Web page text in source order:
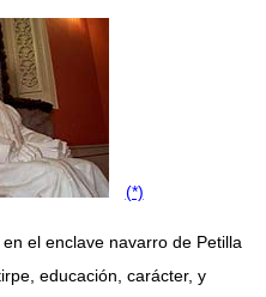
(*)
el enclave navarro de Petilla
educación, carácter, y